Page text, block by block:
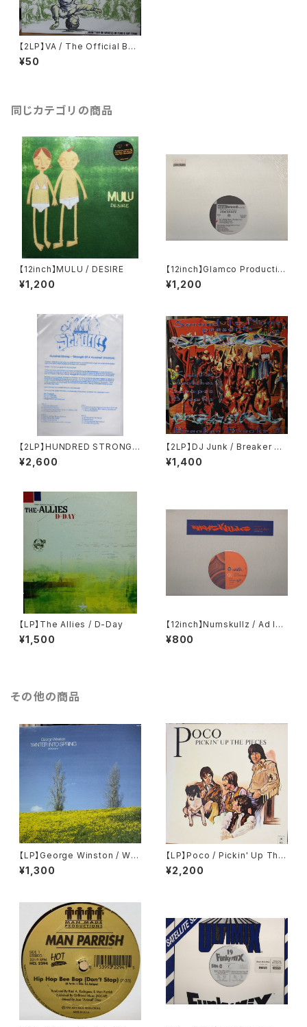
【2LP】VA / The Official Batt
le Of The Year Motion Sou
ndtrack / Volume 1
¥50
同じカテゴリの商品
【12inch】MULU / DESIRE
¥1,200
【12inch】Glamco Productio
ns Presents Jon Shaft / Ai
n't Really Down / Idealism
¥1,200
【2LP】HUNDRED STRONG /
Strength Of A Hundred
¥2,600
【2LP】DJ Junk / Breaker Br
eaks 3
¥1,400
【LP】The Allies / D-Day
¥1,500
【12inch】Numskullz / Ad Infi
nitum
¥800
その他の商品
【LP】George Winston / Win
ter Into Spring
¥1,300
【LP】Poco / Pickin' Up The
Pieces
¥2,200